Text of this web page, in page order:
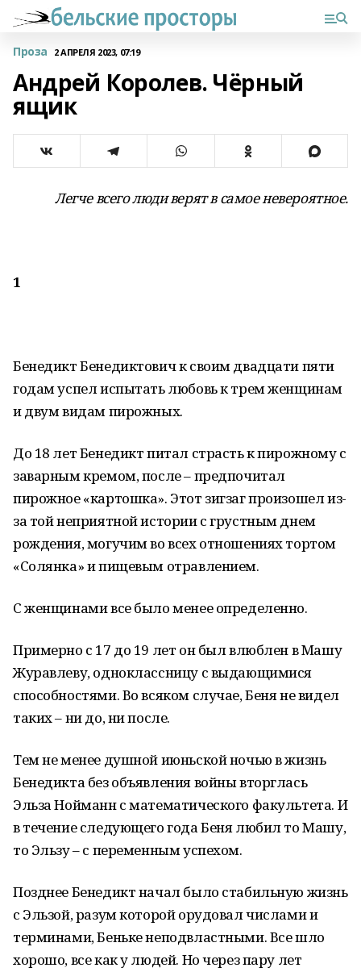
Проза 2 АПРЕЛЯ 2023, 07:19
Андрей Королев. Чёрный
ящик
Легче всего люди верят в самое невероятное.
1
Бенедикт Бенедиктович к своим двадцати пяти
годам успел испытать любовь к трем женщинам
и двум видам пирожных.
До 18 лет Бенедикт питал страсть к пирожному с
заварным кремом, после – предпочитал
пирожное «картошка». Этот зигзаг произошел из-
за той неприятной истории с грустным днем
рождения, могучим во всех отношениях тортом
«Солянка» и пищевым отравлением.
С женщинами все было менее определенно.
Примерно с 17 до 19 лет он был влюблен в Машу
Журавлеву, одноклассницу с выдающимися
способностями. Во всяком случае, Беня не видел
таких – ни до, ни после.
Тем не менее душной июньской ночью в жизнь
Бенедикта без объявления войны вторглась
Эльза Нойманн с математического факультета. И
в течение следующего года Беня любил то Машу,
то Эльзу – с переменным успехом.
Позднее Бенедикт начал было стабильную жизнь
с Эльзой, разум которой орудовал числами и
терминами, Беньке неподвластными. Все шло
хорошо, все как у людей. Но через пару лет